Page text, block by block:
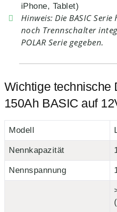
iPhone, Tablet)
Hinweis: Die BASIC
noch Trennschalter
POLAR Serie gegeben.
Wichtige technische
150Ah BASIC auf
Modell
Nennkapazität
Nennspannung